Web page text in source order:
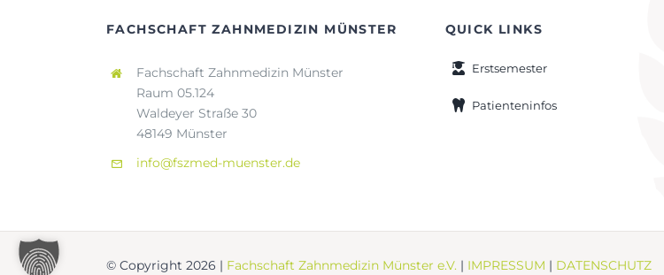
FACHSCHAFT ZAHNMEDIZIN MÜNSTER
Fachschaft Zahnmedizin Münster
Raum 05.124
Waldeyer Straße 30
48149 Münster
info@fszmed-muenster.de
QUICK LINKS
Erstsemester
Patienteninfos
© Copyright 2026 | Fachschaft Zahnmedizin Münster e.V.| IMPRESSUM | DATENSCHUTZ